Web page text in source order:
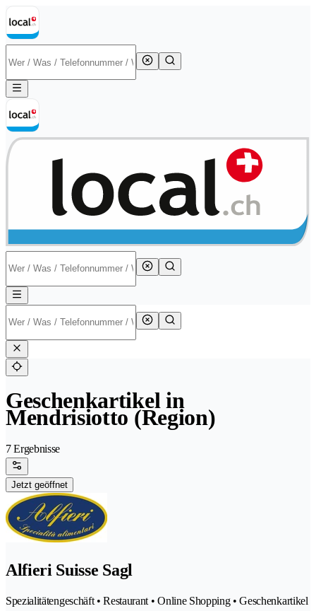
Geschenkartikel in
Mendrisiotto (Region)
7 Ergebnisse
Jetzt geöffnet
Alfieri Suisse Sagl
Spezialitätengeschäft • Restaurant • Online Shopping • Geschenkartikel